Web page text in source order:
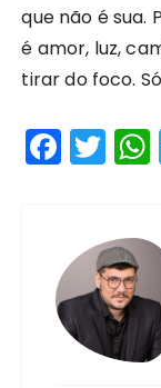
que não é sua.
é amor, luz,
tirar do foco.
F
a
e
b
o
o
T
w
te
r A